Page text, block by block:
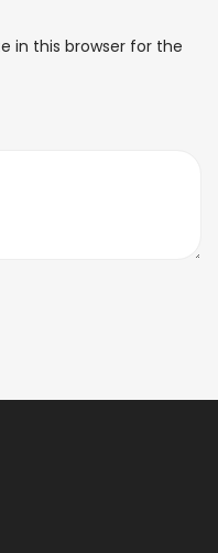
in this browser for the